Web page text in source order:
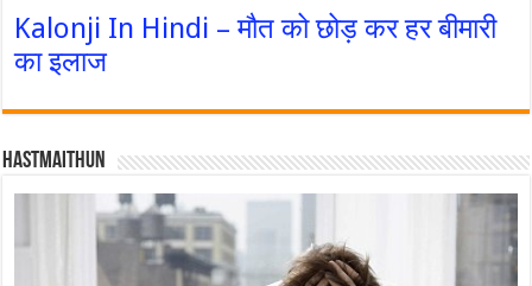
Kalonji In Hindi – मौत को छोड़ कर हर बीमारी
का इलाज
Hastmaithun